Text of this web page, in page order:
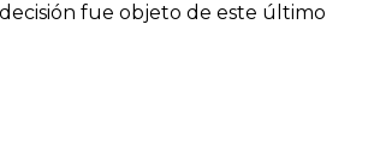
fue objeto de este último